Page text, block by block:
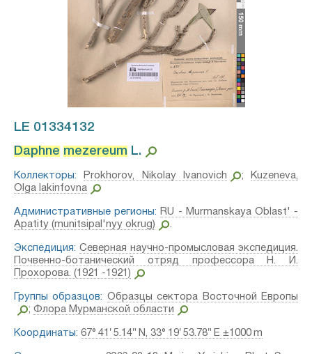
LE 01334132
Daphne mezereum L.⁣
Коллекторы: Prokhorov, Nikolay Ivanovich ;
Kuzeneva,
Olga Iakinfovna
Административные регионы: RU - Murmanskaya Oblast' -
Apatity (munitsipal'nyy okrug)
.
Экспедиция: Северная научно-промысловая экспедиция.
Почвенно-ботанический отряд профессора Н. И.
Прохорова. (1921 -1921)
Группы образцов: Образцы сектора Восточной Европы
; Флора Мурманской области
Координаты: 67° 41′ 5.14″ N, 33° 19′ 53.78″ E ±1000 m